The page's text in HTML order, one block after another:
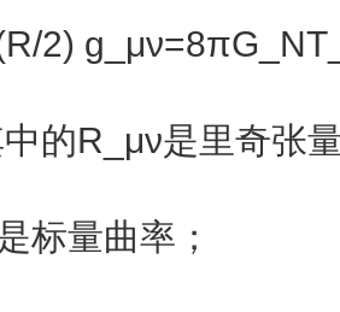
2)
的R_μν是里奇张
标量曲率；